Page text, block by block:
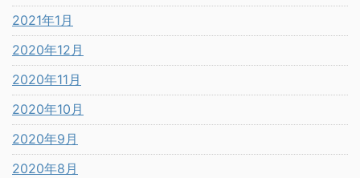
2021年1月
2020年12月
2020年11月
2020年10月
2020年9月
2020年8月